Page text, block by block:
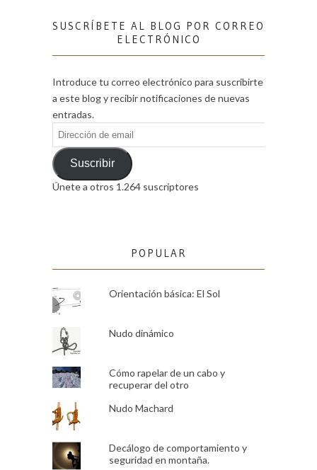
SUSCRÍBETE AL BLOG POR CORREO
ELECTRÓNICO
Introduce tu correo electrónico para suscribirte
a este blog y recibir notificaciones de nuevas
entradas.
Dirección
de
emailSuscribir
Únete a otros 1.264 suscriptores
POPULAR
Orientación básica: El Sol
Nudo dinámico
Cómo rapelar de un cabo y
recuperar del otro
Nudo Machard
Decálogo de comportamiento y
seguridad en montaña.